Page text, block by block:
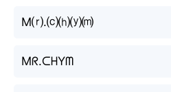
M⒭.⒞⒣⒴⒨
Mᖇ.ᑕᕼYᗰ